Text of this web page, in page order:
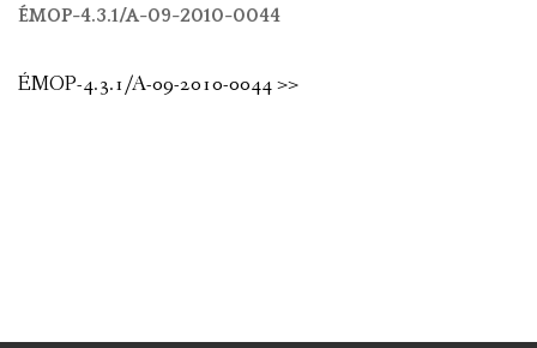
ÉMOP-4.3.1/A-09-2010-0044
ÉMOP-4.3.1/A-09-2010-0044 >>